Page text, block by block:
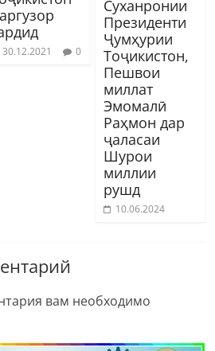
30.12.2021 0
Суханронии
Президенти
Ҷумҳурии
Тоҷикистон,
Пешвои
миллат
Эмомалӣ
Раҳмон дар
ҷаласаи
Шурои
миллии
рушд
10.06.2024
вам необходимо